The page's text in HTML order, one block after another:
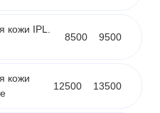
кожи IPL.
8500 9500
кожи
12500 13500